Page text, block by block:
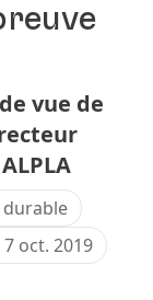
vue de
7 oct. 2019